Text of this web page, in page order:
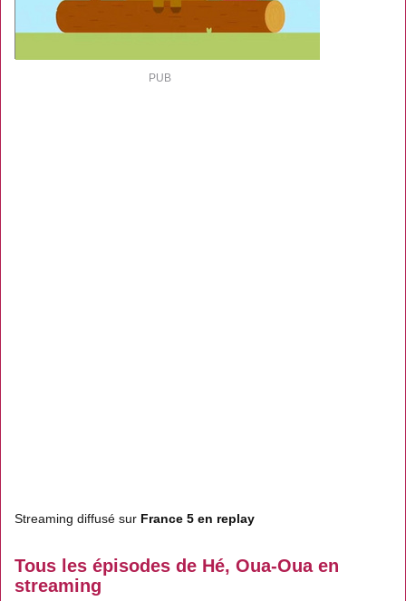
Streaming diffusé sur France 5 en replay
Tous les épisodes de Hé, Oua-Oua en
streaming